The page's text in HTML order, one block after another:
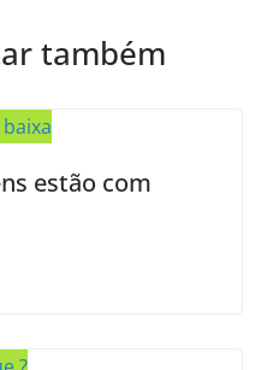
também
estão com